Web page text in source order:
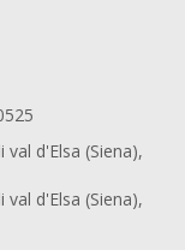
d'Elsa (Siena),
d'Elsa (Siena),